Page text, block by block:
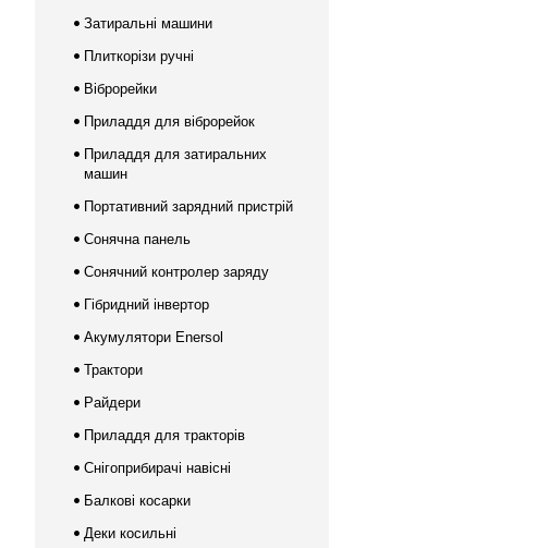
Затиральні машини
Плиткорізи ручні
Віброрейки
Приладдя для віброрейок
Приладдя для затиральних
машин
Портативний зарядний пристрій
Сонячна панель
Сонячний контролер заряду
Гібридний інвертор
Акумулятори Enersol
Трактори
Райдери
Приладдя для тракторів
Снігоприбирачі навісні
Балкові косарки
Деки косильні